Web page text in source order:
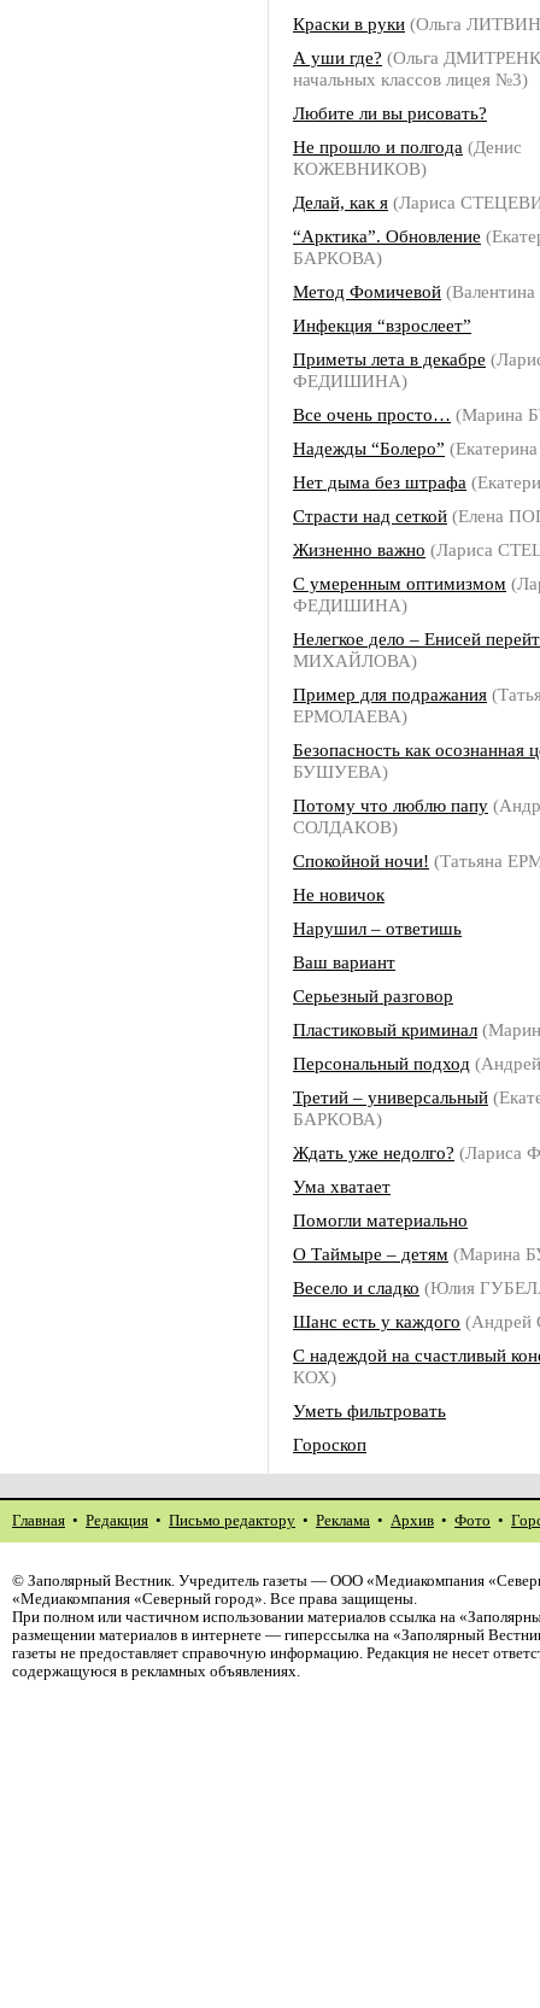
Краски в руки (Ольга
А уши где? (Ольга
начальных классов лицея №3)
Любите ли вы рисовать?
Не прошло и полгода (Денис
КОЖЕВНИКОВ)
Делай, как я (Лариса
“Арктика”. Обновление
БАРКОВА)
Метод Фомичевой
Инфекция “взрослеет”
Приметы лета в декабре
ФЕДИШИНА)
Все очень просто… (Марина
Надежды “Болеро”
Нет дыма без штрафа
Страсти над сеткой (Елена
Жизненно важно (Лариса
С умеренным оптимизмом
ФЕДИШИНА)
Нелегкое дело – Енисей
МИХАЙЛОВА)
Пример для подражания
ЕРМОЛАЕВА)
Безопасность как осознанная
БУШУЕВА)
Потому что люблю папу
СОЛДАКОВ)
Спокойной ночи! (Татьяна
Не новичок
Нарушил – ответишь
Ваш вариант
Серьезный разговор
Пластиковый криминал
Персональный подход
Третий – универсальный
БАРКОВА)
Ждать уже недолго?
Ума хватает
Помогли материально
О Таймыре – детям (Марина
Весело и сладко (Юлия
Шанс есть у каждого
С надеждой на счастливый
КОХ)
Уметь фильтровать
Гороскоп
Главная • Редакция • Письмо редактору • Реклама • Архив • Фото •
© Заполярный Вестник. Учредитель газеты — ООО «Медиакомпания
«Медиакомпания «Северный город». Все права защищены.
При полном или частичном использовании материалов ссылка на
размещении материалов в интернете — гиперссылка на «Заполярный
газеты не предоставляет справочную информацию. Редакция не несет
содержащуюся в рекламных объявлениях.